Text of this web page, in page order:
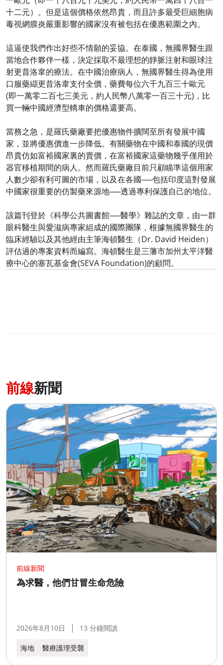
十二元）。但是這個價格依然昂貴，而且許多最受巨細胞病
毒視網膜炎嚴重影響的國家沒有被包括在優惠範圍之內。
這逼使我們作出好些不情願的妥協。在泰國，無國界醫生跟
當地合作夥伴一樣，決定採取不最理想的靜脈注射和眼球注
射更昔洛韋的療法。在中國治療病人，無國界醫生得為使用
口服藥纈更昔洛韋支付全價，藥費每位六千九百三十歐元
(即一萬零二百七三美元，約人民幣八萬零一百三十元)，比
買一輛中國經濟型轎車的價格還要高。
當務之急，是羅氏藥廠要把優惠物件擴闊至所有發展中國
家，並將優惠價進一步降低。有關藥物在中國和泰國的現價
昂貴仿如富裕國家裏的賣價，在富裕國家這藥物幾乎僅用於
器官移植期間的病人。然而羅氏藥廠目前只顧瞄準這個用家
人數少卻有利可圖的市場，以及在各國──包括印度這對發展
中國家很重要的仿製藥來源地──透過專利保護自己的地位。
該篇刊登於《科學公共圖書館──醫學》雜誌的文章，由一群
眼科醫生與愛滋病專家組成的國際團隊，根據無國界醫生的
臨床經驗以及其他經由主筆海頓醫生（Dr. David Heiden）
評估過的專案資料而編寫。海頓醫生是三藩市加州太平洋醫
療中心的塞瓦基金會(SEVA Foundation)的顧問。
前線新聞
前線新聞
為求醫，他們甘冒生命危險
2026年8月10日 13 分鐘閱讀
海地 醫療護理受襲